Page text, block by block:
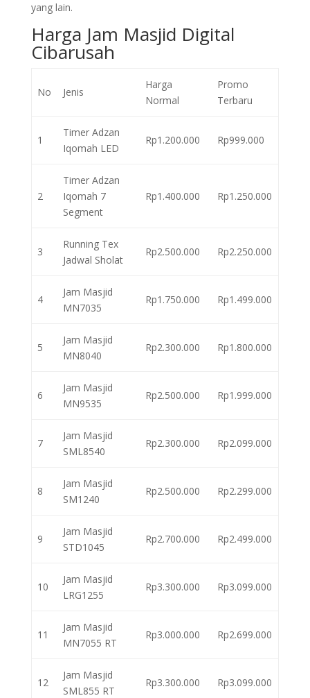
yang lain.
Harga Jam Masjid Digital
Cibarusah
No Jenis
Harga
Normal
Promo
Terbaru
1
Timer Adzan
Iqomah LED
Rp1.200.000 Rp999.000
2
Timer Adzan
Iqomah 7
Segment
Rp1.400.000 Rp1.250.000
3
Running Tex
Jadwal Sholat
Rp2.500.000 Rp2.250.000
4
Jam Masjid
MN7035
Rp1.750.000 Rp1.499.000
5
Jam Masjid
MN8040
Rp2.300.000 Rp1.800.000
6
Jam Masjid
MN9535
Rp2.500.000 Rp1.999.000
7
Jam Masjid
SML8540
Rp2.300.000 Rp2.099.000
8
Jam Masjid
SM1240
Rp2.500.000 Rp2.299.000
9
Jam Masjid
STD1045
Rp2.700.000 Rp2.499.000
10
Jam Masjid
LRG1255
Rp3.300.000 Rp3.099.000
11
Jam Masjid
MN7055 RT
Rp3.000.000 Rp2.699.000
12
Jam Masjid
SML855 RT
Rp3.300.000 Rp3.099.000